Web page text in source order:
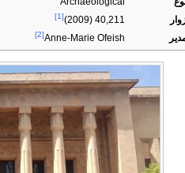
40,211 (2009)
[1]
Anne-Marie Ofeish
[2]